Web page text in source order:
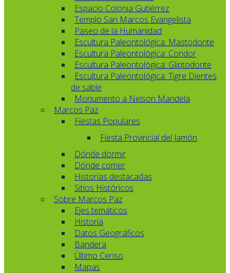
Espacio Colonia Gutiérrez
Templo San Marcos Evangelista
Paseo de la Humanidad
Escultura Paleontológica: Mastodonte
Escultura Paleontológica: Condor
Escultura Paleontológica: Gliptodonte
Escultura Paleontológica: Tigre Dientes
de sable
Monumento a Nelson Mandela
Marcos Paz
Fiestas Populares
Fiesta Provincial del Jamón
Dónde dormir
Dónde comer
Historias destacadas
Sitios Históricos
Sobre Marcos Paz
Ejes temáticos
Historia
Datos Geográficos
Bandera
Último Censo
Mapas